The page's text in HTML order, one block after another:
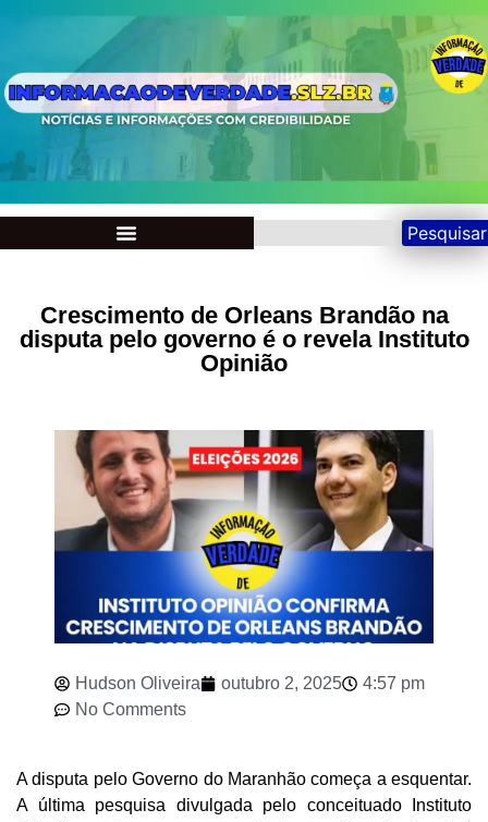
Pesquisar
Crescimento de Orleans Brandão na
disputa pelo governo é o revela Instituto
Opinião
Hudson Oliveira outubro 2, 2025
4:57 pm
No Comments
A disputa pelo Governo do Maranhão começa a esquentar.
A última pesquisa divulgada pelo conceituado Instituto